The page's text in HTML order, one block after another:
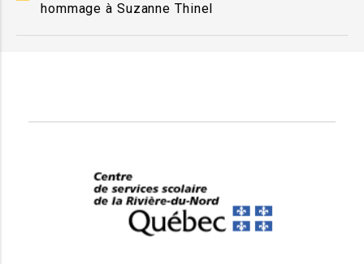
hommage à Suzanne Thinel